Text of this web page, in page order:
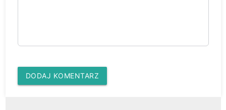
DODAJ KOMENTARZ